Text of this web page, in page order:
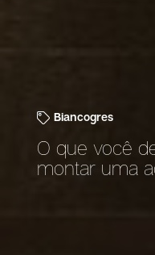
Biancogres
O que você
montar uma